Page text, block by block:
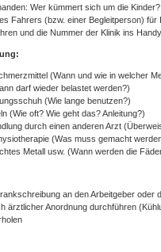
Wer kümmert sich um die Kinder?
Fahrers (bzw. einer Begleitperson)
und die Nummer der Klinik ins
(Wann und wie in welcher
darf wieder belastet werden?)
(Wie lange benutzen?)
(Wie oft? Wie geht das? Anleitung?)
durch einen anderen Arzt
(Was muss gemacht
Metall usw. (Wann werden die
an den Arbeitgeber oder
ärztlicher Anordnung durchführen